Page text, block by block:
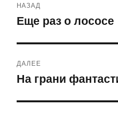
по
НАЗАД
Предыдущая
Еще раз о лососе
ДАЛЕЕ
Следующая
На грани